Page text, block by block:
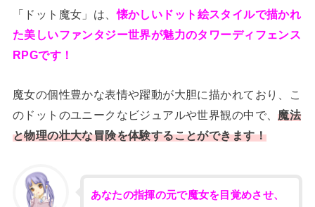
「ドット魔女」は、懐かしいドット絵スタイルで描かれ
た美しいファンタジー世界が魅力のタワーディフェンス
RPGです！
魔女の個性豊かな表情や躍動が大胆に描かれており、こ
のドットのユニークなビジュアルや世界観の中で、魔法
と物理の壮大な冒険を体験することができます！
あなたの指揮の元で魔女を目覚めさせ、